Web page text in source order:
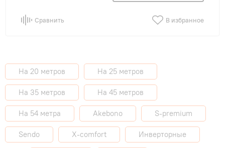
Сравнить В избранное
На 20 метров На 25 метров
На 35 метров На 45 метров
На 54 метра Akebono S-premium
Sendo X-comfort
Инверторные